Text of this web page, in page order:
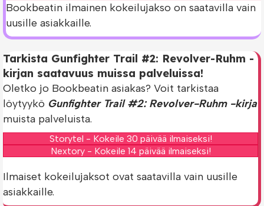
Bookbeatin ilmainen kokeilujakso on saatavilla vain
uusille asiakkaille.
Tarkista Gunfighter Trail #2: Revolver-Ruhm -
kirjan saatavuus muissa palveluissa!
Oletko jo Bookbeatin asiakas? Voit tarkistaa
löytyykö Gunfighter Trail #2: Revolver-Ruhm -kirja
muista palveluista.
Storytel - Kokeile 30 päivää ilmaiseksi!
Nextory - Kokeile 14 päivää ilmaiseksi!
Ilmaiset kokeilujaksot ovat saatavilla vain uusille
asiakkaille.